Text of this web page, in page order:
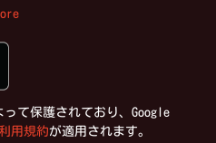
って保護されており、Google
用規約が適用されます。